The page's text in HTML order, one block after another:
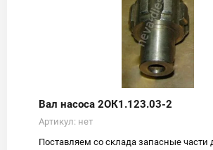
Вал насоса 2ОК1.123.03-2
Артикул: нет
Поставляем со склада запасные части